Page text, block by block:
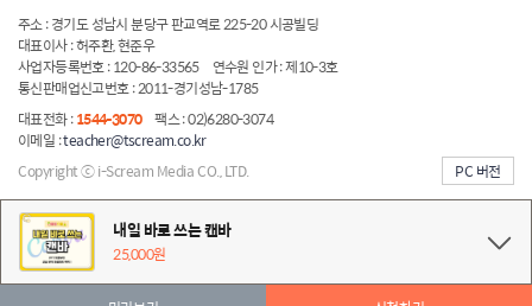
내일 바로 쓰는 캔바
25,000원
주소 : 경기도 성남시 분당구 판교역로 225-20 시공빌딩
대표이사 : 허주환, 현준우
사업자등록번호 : 120-86-33565
연수원 인가 : 제10-3호
통신판매업신고번호 : 2011-경기성남-1785
대표전화 :1544-3070 팩스 : 02)6280-3074
이메일 :teacher@tscream.co.kr
Copyright ⓒ i-Scream Media CO., LTD.
PC 버전